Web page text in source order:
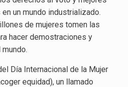
un mundo industrializado.
de mujeres tomen las
hacer demostraciones y
Día Internacional de la Mujer
equidad), un llamado